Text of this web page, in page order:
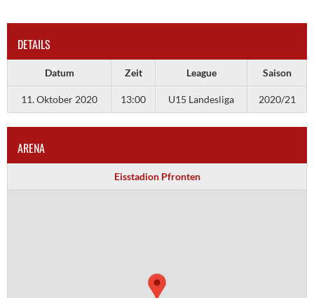
DETAILS
Datum Zeit League Saison
11. Oktober 2020 13:00 U15 Landesliga 2020/21
ARENA
Eisstadion Pfronten